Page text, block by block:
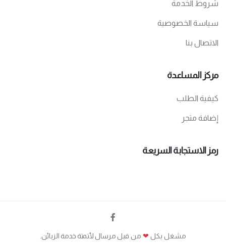
شروط الخدمة
سياسة الخصوصية
الاتصال بنا
مركز المساعدة
كيفية الطلب
إضافة متجر
رمز الاستجابة السريعة
مشغل بكل ❤من قبلمرسال لأتمتة خدمة الزبائن